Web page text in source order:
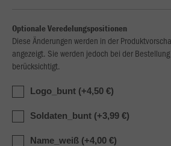
Optionale Veredelungspositionen
Diese Änderungen werden in der
angezeigt. Sie werden jedoch bei der Bestellung
berücksichtigt.
Logo_bunt (+4,50 €)
Soldaten_bunt (+3,99 €)
Name_weiß (+4,00 €)